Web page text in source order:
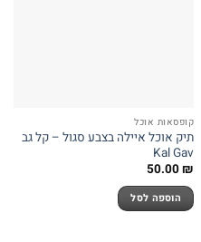
קופסאות אוכל
תיק אוכל איילה בצבע סגול – קל גב
Kal Gav
50.00₪
הוספה לסל